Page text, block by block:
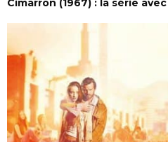
Cimarron (1967) : la série